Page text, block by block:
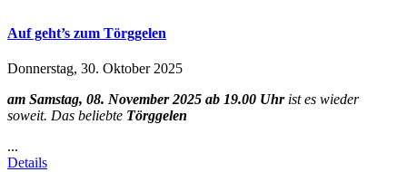
Auf geht’s zum Törggelen
Donnerstag, 30. Oktober 2025
am Samstag, 08. November 2025 ab 19.00 Uhrist es wieder
soweit. Das beliebte Törggelen
...
Details